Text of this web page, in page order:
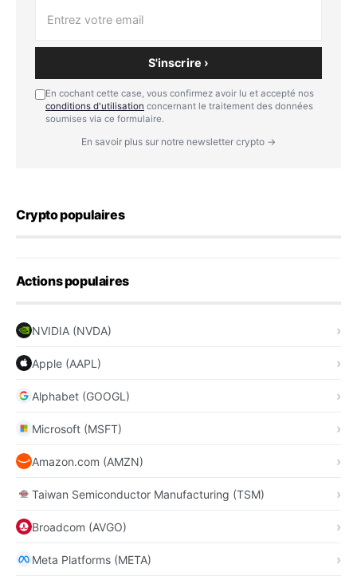
S'inscrire ›
En cochant cette case, vous confirmez avoir lu et accepté nos
conditions d'utilisation concernant le traitement des données
soumises via ce formulaire.
En savoir plus sur notre newsletter crypto →
Crypto populaires
Actions populaires
NVIDIA (NVDA)
Apple (AAPL)
Alphabet (GOOGL)
Microsoft (MSFT)
Amazon.com (AMZN)
Taiwan Semiconductor Manufacturing (TSM)
Broadcom (AVGO)
Meta Platforms (META)